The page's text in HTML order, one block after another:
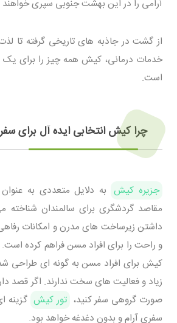
آرامی را در این بهشت جنوبی سپری خواهند
از گشت در جاذبه های تاریخی گرفته تا
خدمات درمانی، کیش همه چیز را برای یک
است.
چرا کیش انتخابی ایده آل برای
جزیره کیش به دلایل متعددی به
مقاصد گردشگری برای سالمندان شناخته
داشتن زیرساخت های مدرن و امکانات
و راحت را برای افراد مسن فراهم کرده است.
کیش برای افراد مسن به گونه ای طراحی
زیاد و فعالیت های سخت ندارند. اگر قصد
صورت گروهی سفر کنید، تور کیش گزینه
سفری آرام و بدون دغدغه خواهد بود.